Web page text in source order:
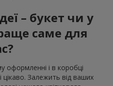
– букет чи у
саме для
оформленні і в коробці
Залежить від ваших